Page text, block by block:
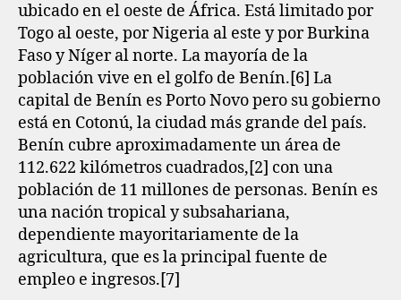
ubicado en el oeste de África. Está limitado por
Togo al oeste, por Nigeria al este y por Burkina
Faso y Níger al norte. La mayoría de la
población vive en el golfo de Benín.[6]​ La
capital de Benín es Porto Novo pero su gobierno
está en Cotonú, la ciudad más grande del país.
Benín cubre aproximadamente un área de
112.622 kilómetros cuadrados,[2]​ con una
población de 11 millones de personas. Benín es
una nación tropical y subsahariana,
dependiente mayoritariamente de la
agricultura, que es la principal fuente de
empleo e ingresos.[7]